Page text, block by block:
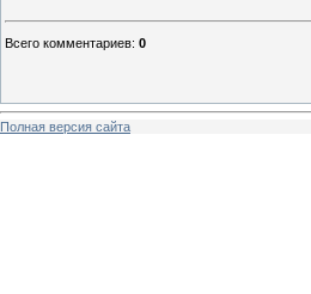
Всего комментариев: 0
Полная версия сайта